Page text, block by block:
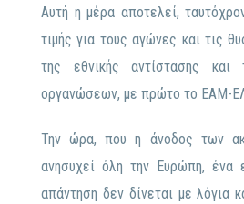
Αυτή η μέρα αποτελεί,
τιμής για τους αγώνες και τις
της εθνικής αντίστασης και
οργανώσεων, με πρώτο το ΕΑΜ-
Την ώρα, που η άνοδος των
ανησυχεί όλη την Ευρώπη, ένα
απάντηση δεν δίνεται με λόγια